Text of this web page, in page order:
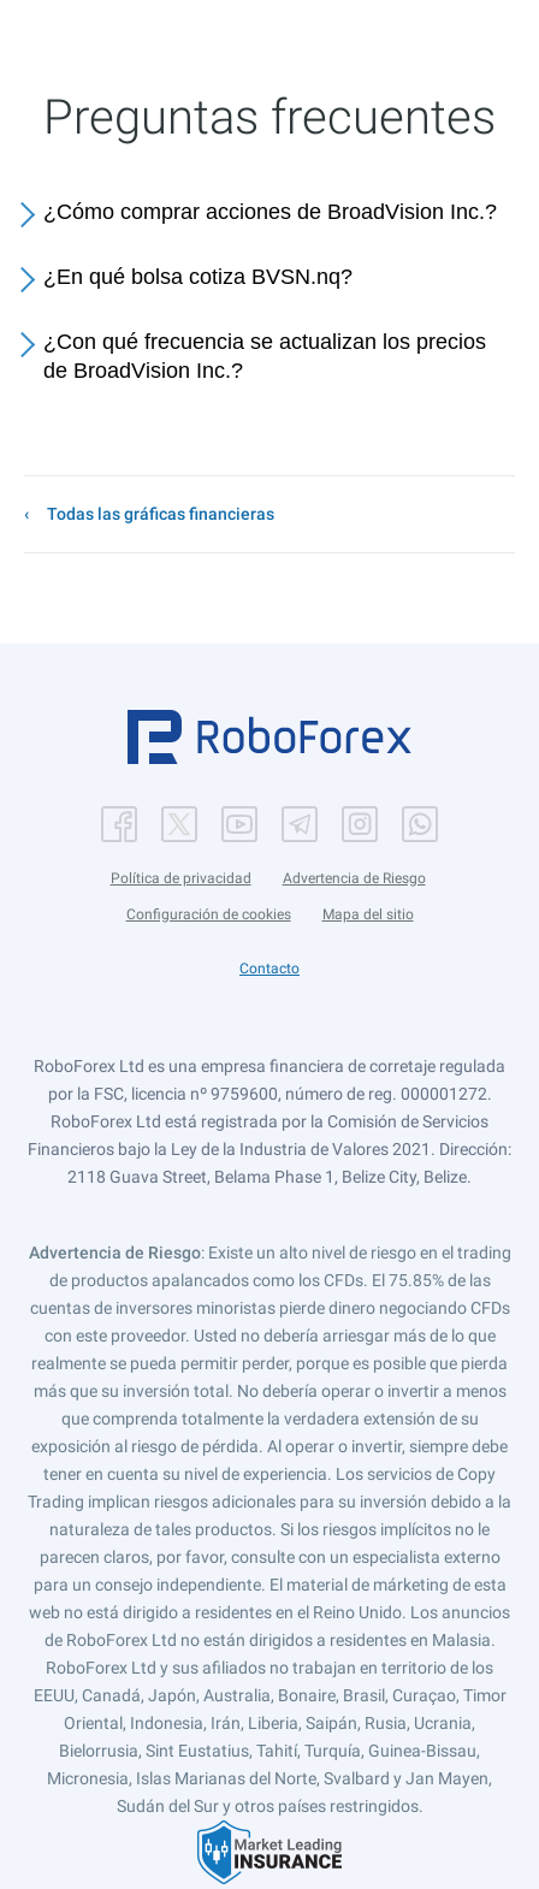
Preguntas frecuentes
¿Cómo comprar acciones de BroadVision Inc.?
¿En qué bolsa cotiza BVSN.nq?
¿Con qué frecuencia se actualizan los precios
de BroadVision Inc.?
Todas las gráficas financieras
Política de privacidad Advertencia de Riesgo
Configuración de cookies Mapa del sitio
Contacto
RoboForex Ltd es una empresa financiera de corretaje regulada
por la FSC, licencia nº 9759600, número de reg. 000001272.
RoboForex Ltd está registrada por la Comisión de Servicios
Financieros bajo la Ley de la Industria de Valores 2021. Dirección:
2118 Guava Street, Belama Phase 1, Belize City, Belize.
Advertencia de Riesgo: Existe un alto nivel de riesgo en el trading
de productos apalancados como los CFDs. El 75.85% de las
cuentas de inversores minoristas pierde dinero negociando CFDs
con este proveedor. Usted no debería arriesgar más de lo que
realmente se pueda permitir perder, porque es posible que pierda
más que su inversión total. No debería operar o invertir a menos
que comprenda totalmente la verdadera extensión de su
exposición al riesgo de pérdida. Al operar o invertir, siempre debe
tener en cuenta su nivel de experiencia. Los servicios de Copy
Trading implican riesgos adicionales para su inversión debido a la
naturaleza de tales productos. Si los riesgos implícitos no le
parecen claros, por favor, consulte con un especialista externo
para un consejo independiente. El material de márketing de esta
web no está dirigido a residentes en el Reino Unido. Los anuncios
de RoboForex Ltd no están dirigidos a residentes en Malasia.
RoboForex Ltd y sus afiliados no trabajan en territorio de los
EEUU, Canadá, Japón, Australia, Bonaire, Brasil, Curaçao, Timor
Oriental, Indonesia, Irán, Liberia, Saipán, Rusia, Ucrania,
Bielorrusia, Sint Eustatius, Tahití, Turquía, Guinea-Bissau,
Micronesia, Islas Marianas del Norte, Svalbard y Jan Mayen,
Sudán del Sur y otros países restringidos.